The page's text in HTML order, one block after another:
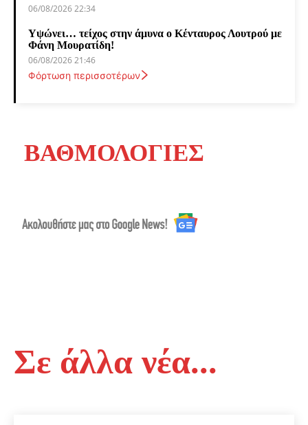
06/08/2026 22:34
Υψώνει… τείχος στην άμυνα ο Κένταυρος Λουτρού με
Φάνη Μουρατίδη!
06/08/2026 21:46
Φόρτωση περισσοτέρων
ΒΑΘΜΟΛΟΓΙΕΣ
Σε άλλα νέα...